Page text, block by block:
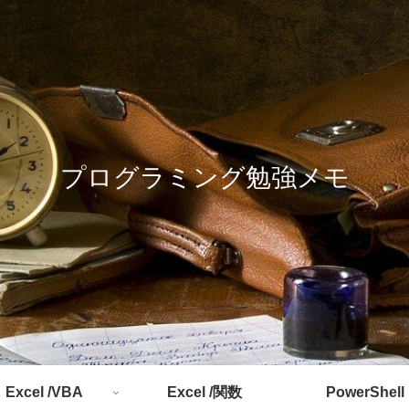
プログラミング勉強メモ
Excel /VBA Excel /関数 PowerShell